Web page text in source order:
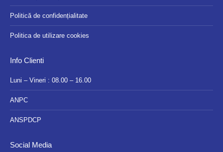
Politică de confidențialitate
Politica de utilizare cookies
Info Clienti
Luni – Vineri : 08.00 – 16.00
ANPC
ANSPDCP
Social Media